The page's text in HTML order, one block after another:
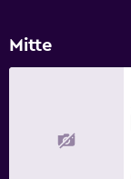
Mitte